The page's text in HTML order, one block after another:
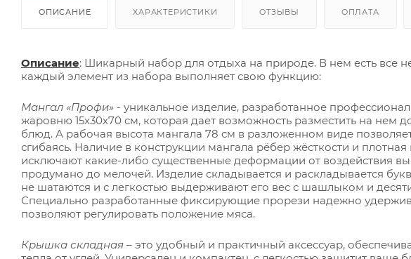
ОПИСАНИЕ ХАРАКТЕРИСТИКИ ОТЗЫВЫ ОПЛАТА
Описание: Шикарный набор для отдыха на природе. В нем есть все
каждый элемент из набора выполняет свою функцию:
Мангал «Профи» - уникальное изделие, разработанное
жаровню 15х30х70 см, которая дает возможность разместить на нем
блюд. А рабочая высота мангала 78 см в разложенном виде
сгибаясь. Наличие в конструкции мангала рёбер жёсткости и
исключают какие-либо существенные деформации от воздействия
продумано до мелочей. Изделие складывается и раскладывается
не шатаются и с легкостью выдерживают его вес с шашлыком и
Специально разработанные фиксирующие прорези надежно
позволяют регулировать положение мяса.
Крышка складная – это удобный и практичный аксессуар,